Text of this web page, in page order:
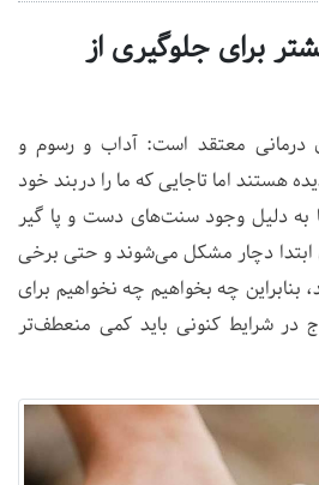
برای جلوگیری از
معتقد است: آداب و رسوم و
هستند اما تاجایی که ما را دربند خود
به دلیل وجود سنت‌های دست و پا گیر
ابتدا دچار مشکل می‌شوند و حتی برخی
بنابراین چه بخواهیم چه نخواهیم برای
در شرایط کنونی باید کمی منعطف‌تر